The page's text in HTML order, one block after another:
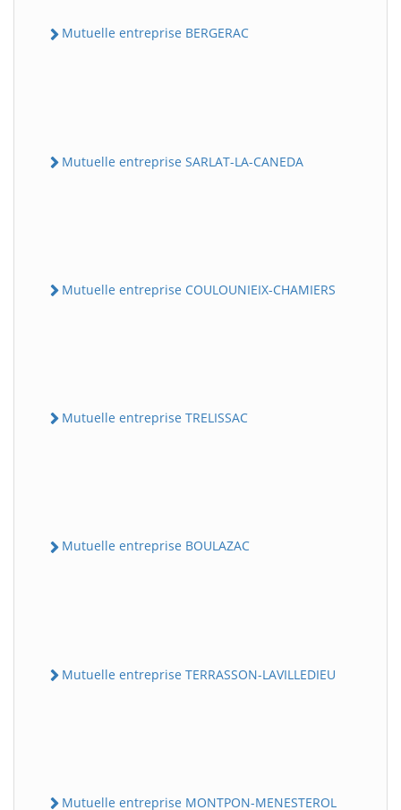
Mutuelle entreprise BERGERAC
Mutuelle entreprise SARLAT-LA-CANEDA
Mutuelle entreprise COULOUNIEIX-CHAMIERS
Mutuelle entreprise TRELISSAC
Mutuelle entreprise BOULAZAC
Mutuelle entreprise TERRASSON-LAVILLEDIEU
Mutuelle entreprise MONTPON-MENESTEROL